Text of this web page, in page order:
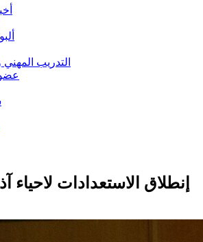
التدريب
إنطلاق الاستعدادات لاحياء آذار